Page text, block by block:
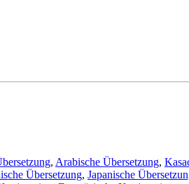
, Arabische Übersetzung,
Übersetzung, Japanische